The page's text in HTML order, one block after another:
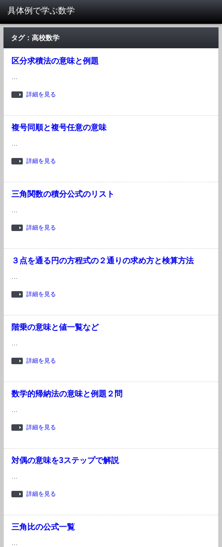
タグ：高校数学
区分求積法の意味と例題
…
詳細を見る
複号同順と複号任意の意味
…
詳細を見る
三角関数の積分公式のリスト
…
詳細を見る
３点を通る円の方程式の２通りの求め方と検算方法
…
詳細を見る
階乗の意味と値一覧など
…
詳細を見る
数学的帰納法の意味と例題２問
…
詳細を見る
対偶の意味を3ステップで解説
…
詳細を見る
三角比の公式一覧
…